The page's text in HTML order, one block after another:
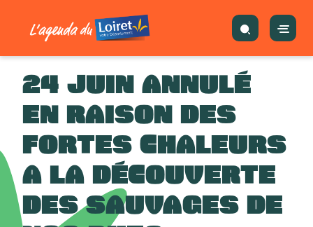
24 JUIN ANNULÉ
EN RAISON DES
FORTES CHALEURS
A LA DÉCOUVERTE
DES SAUVAGES DE